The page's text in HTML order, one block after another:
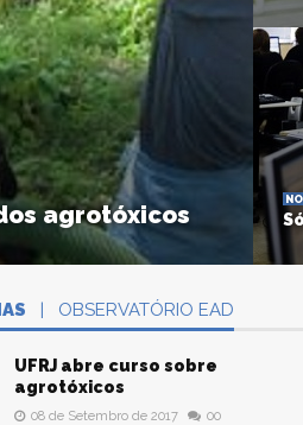
agrotóxicos
| OBSERVATÓRIO EAD
UFRJ abre curso sobre
agrotóxicos
08 de Setembro de 2017 00